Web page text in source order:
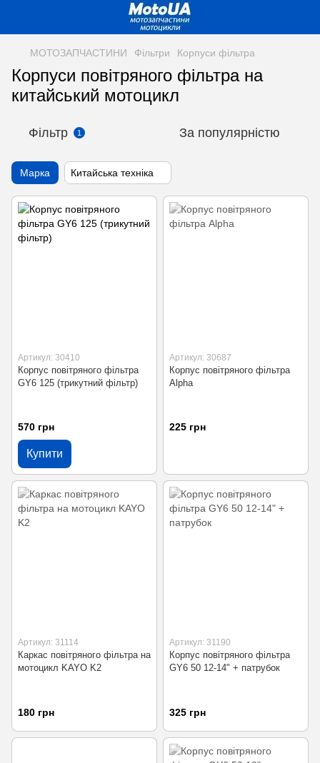
МОТОЗАПЧАСТИНИ Фільтри Корпуси фільтра
Корпуси повітряного фільтра на
китайський мотоцикл
Фільтр 1 За популярністю
Марка Китайська техніка
Артикул: 30410
Корпус повітряного фільтра
GY6 125 (трикутний фільтр)
570 грн
Купити
Артикул: 30687
Корпус повітряного фільтра
Alpha
225 грн
Артикул: 31114
Каркас повітряного фільтра на
мотоцикл KAYO K2
180 грн
Артикул: 31190
Корпус повітряного фільтра
GY6 50 12-14" + патрубок
325 грн